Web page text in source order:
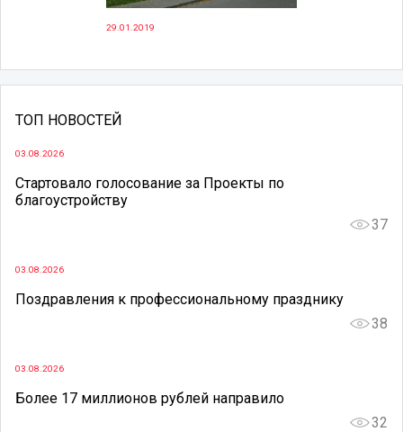
29.01.2019
ТОП НОВОСТЕЙ
03.08.2026
Стартовало голосование за Проекты по
благоустройству
37
03.08.2026
Поздравления к профессиональному празднику
38
03.08.2026
Более 17 миллионов рублей направило
32